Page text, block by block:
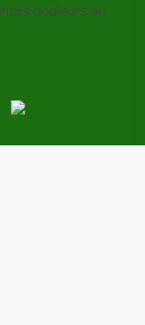
douleurs au